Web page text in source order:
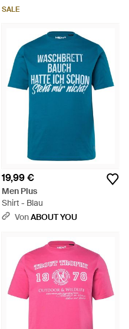
SALE
19,99 €
Men Plus
Shirt - Blau
VonABOUT YOU